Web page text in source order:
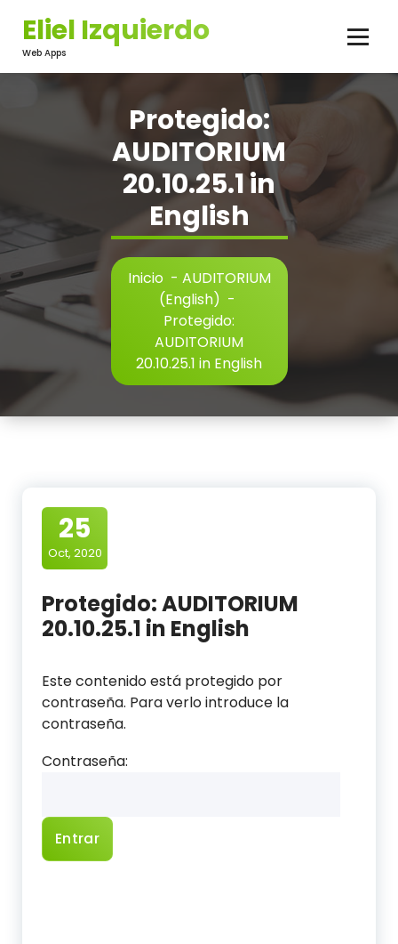
contenido
Eliel Izquierdo
Web Apps
Protegido:
AUDITORIUM
20.10.25.1 in
English
Inicio- AUDITORIUM
(English) -
Protegido:
AUDITORIUM
20.10.25.1 in English
25
Oct, 2020
Protegido: AUDITORIUM
20.10.25.1 in English
Este contenido está protegido por
contraseña. Para verlo introduce la
contraseña.
Contraseña: